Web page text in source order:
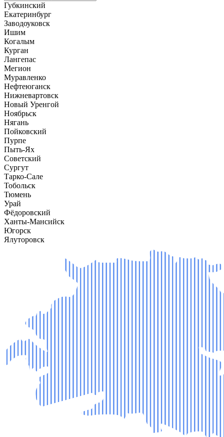
Губкинский
Екатеринбург
Заводоуковск
Ишим
Когалым
Курган
Лангепас
Мегион
Муравленко
Нефтеюганск
Нижневартовск
Новый Уренгой
Ноябрьск
Нягань
Пойковский
Пурпе
Пыть-Ях
Советский
Сургут
Тарко-Сале
Тобольск
Тюмень
Урай
Фёдоровский
Ханты-Мансийск
Югорск
Ялуторовск